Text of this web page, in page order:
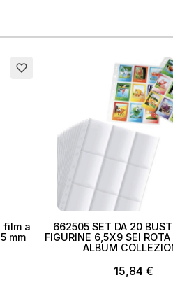
favorite_border
film a
mm
662505 SET DA 20
FIGURINE 6,5X9 SEI
ALBUM
15,84 €